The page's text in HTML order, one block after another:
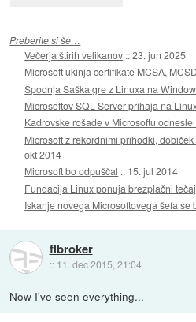
Preberite si še…
Večerja štirih velikanov ::23. jun 2025
Microsoft ukinja certifikate MCSA,
Spodnja Saška gre z Linuxa na
Microsoftov SQL Server prihaja na
Kadrovske rošade v Microsoftu odnesle
Microsoft z rekordnimi prihodki,
okt 2014
Microsoft bo odpuščal :: 15. jul 2014
Fundacija Linux ponuja brezplačni
Iskanje novega Microsoftovega šefa se
flbroker
:: 11. dec 2015, 21:04
Now I've seen everything...